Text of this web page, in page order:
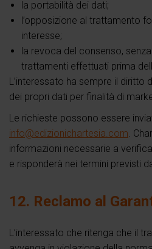
la portabilità dei dati;
l’opposizione al trattamento
interesse;
la revoca del consenso,
trattamenti effettuati prima
L’interessato ha sempre il diritto
dei propri dati per finalità di
Le richieste possono essere
info@edizionichartesia.com.
informazioni necessarie a
e risponderà nei termini previsti
12. Reclamo al
L’interessato che ritenga che il